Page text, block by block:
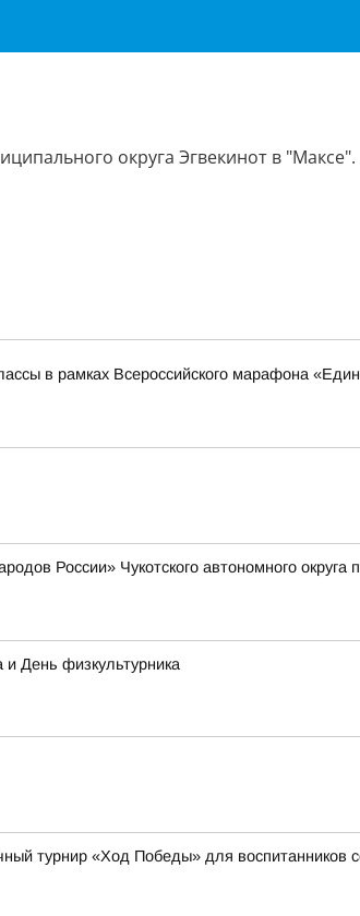
округа Эгвекинот в "Максе".
в рамках Всероссийского марафона
России» Чукотского автономного округа
День физкультурника
турнир «Ход Победы» для воспитанников